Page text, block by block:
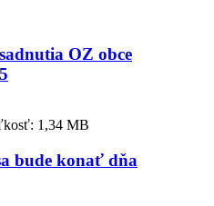
OZ obce
1,34 MB
bude konať dňa